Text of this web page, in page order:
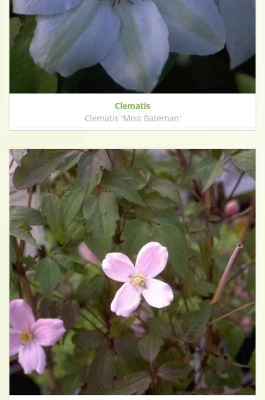
Clematis
Clematis 'Miss Bateman'